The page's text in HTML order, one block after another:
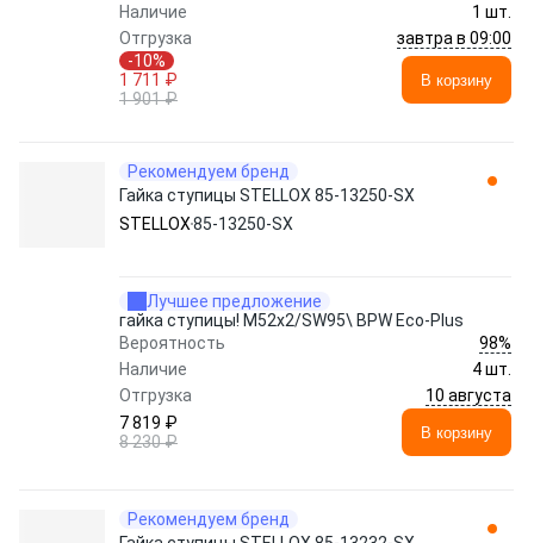
Наличие
1 шт.
Отгрузка
завтра в 09:00
-10%
1 711 ₽
1 901 ₽
В корзину
Рекомендуем бренд
Гайка ступицы STELLOX 85-13250-SX
STELLOX85-13250-SX
Лучшее предложение
гайка ступицы! M52x2/SW95\ BPW Eco-Plus
Вероятность
98%
Наличие
4 шт.
Отгрузка
10 августа
7 819 ₽
8 230 ₽
В корзину
Рекомендуем бренд